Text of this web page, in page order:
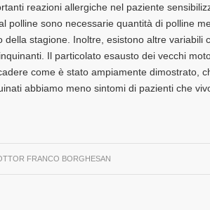
reazioni allergiche nel paziente
polline sono necessarie quantità di polline
stagione. Inoltre, esistono altre variabili
Il particolato esausto dei vecchi
come è stato ampiamente dimostrato,
abbiamo meno sintomi di pazienti che
FRANCO BORGHESAN